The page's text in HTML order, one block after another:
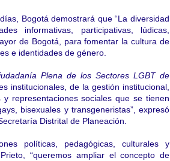
Bogotá demostrará que “La diversidad
informativas, participativas, lúdicas,
de Bogotá, para fomentar lacultura de
e identidades de género.
Plena de los Sectores LGBT de
institucionales, de la gestión institucional,
representaciones sociales que se tienen
bisexuales y transgeneristas”, expresó
Distrital de Planeación.
políticas, pedagógicas, culturales y
“queremos ampliar el concepto de